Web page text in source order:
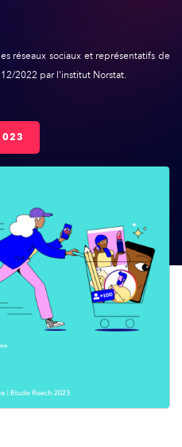
réseaux sociaux et représentatifs de
2022 par l'institut Norstat.